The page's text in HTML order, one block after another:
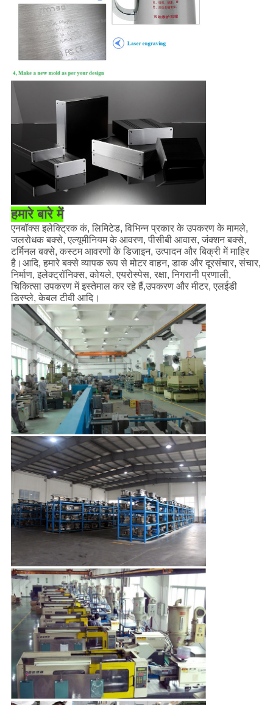
हमारे बारे में
एनबॉक्स इलेक्ट्रिक कं, लिमिटेड, विभिन्न प्रकार के उपकरण के मामले,
जलरोधक बक्से, एल्यूमीनियम के आवरण, पीसीबी आवास, जंक्शन बक्से,
टर्मिनल बक्से, कस्टम आवरणों के डिजाइन, उत्पादन और बिक्री में माहिर
है।आदि, हमारे बक्से व्यापक रूप से मोटर वाहन, डाक और दूरसंचार, संचार,
निर्माण, इलेक्ट्रॉनिक्स, कोयले, एयरोस्पेस, रक्षा, निगरानी प्रणाली,
चिकित्सा उपकरण में इस्तेमाल कर रहे हैं,उपकरण और मीटर, एलईडी
डिस्प्ले, केबल टीवी आदि।